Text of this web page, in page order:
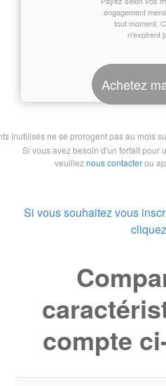
engagement
tout moment.
n'expirent
Achetez
inutilisés ne se prorogent pas au mois
Si vous avez besoin d'un forfait pour
veuilleznous contacterou
Si vous souhaitez vous
compte